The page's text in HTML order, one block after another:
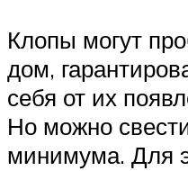
Клопы могут
дом,
себя от их
Но можно
минимума. Для